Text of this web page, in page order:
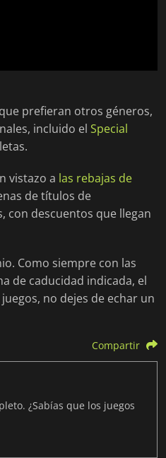
prefieran otros géneros,
incluido el Special
vistazo a las rebajas de
de títulos de
con descuentos que llegan
Como siempre con las
de caducidad indicada, el
no dejes de echar un
Compartir
¿Sabías que los juegos